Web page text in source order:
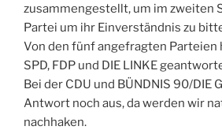
zusammengestellt, um im zweiten
Partei um ihr Einverständnis zu
Von den fünf angefragten Parteien
SPD, FDP und DIE LINKE
Bei der CDU und BÜNDNIS 90/DIE
Antwort noch aus, da werden wir
nachhaken.